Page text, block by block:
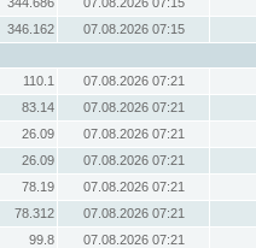
346.162
07.08.2026 07:15
110.1
07.08.2026 07:21
83.14
07.08.2026 07:21
26.09
07.08.2026 07:21
26.09
07.08.2026 07:21
78.19
07.08.2026 07:21
78.312
07.08.2026 07:21
99.8
07.08.2026 07:21